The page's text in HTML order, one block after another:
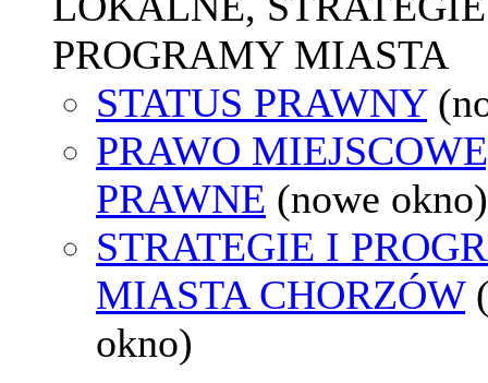
PROGRAMY MIASTA
STATUS PRAWNY
PRAWO
PRAWNE (nowe okno)
STRATEGIE I
MIASTA CHORZÓW
okno)